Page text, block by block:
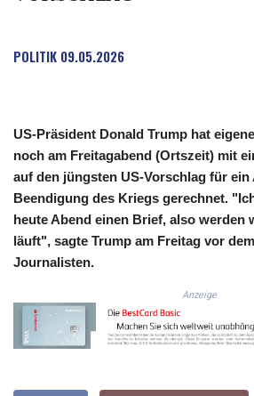
CUC
CUP
DJF
DKK
DOP
DZD
EGP
ETB
FKP
GEL
GGP
GIP
POLITIK 09.05.2026
US-Präsident Donald Trump hat
noch am Freitagabend (Ortszeit) mit
auf den jüngsten US-Vorschlag für ein
Beendigung des Kriegs gerechnet.
heute Abend einen Brief, also werden
läuft", sagte Trump am Freitag vor
Journalisten.
Anzeige